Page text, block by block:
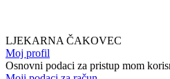
LJEKARNA ČAKOVEC
Moj profil
Osnovni podaci za pristup mom